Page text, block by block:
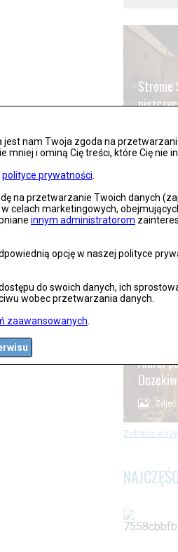
nam Twoja zgoda na
i ominą Cię treści, które Cię nie
polityce prywatności
na przetwarzanie Twoich danych
celach marketingowych,
innym administratorom
opcję w naszej polityce
do swoich danych, ich
wobec przetwarzania danych.
zaawansowanych
Stronie
Alarm
Zdjęć:
Zobacz